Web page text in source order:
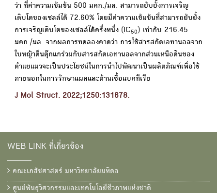
ว่า ที่ค่าความเข้มข้น 500 มคก./มล. สามารถยับยั้งการเจริญ
เติบโตของเซลล์ได้ 72.60% โดยมีค่าความเข้มข้นที่สามารถยับยั้ง
การเจริญเติบโตของเซลล์ได้ครึ่งหนึ่ง (IC50 ) เท่ากับ 216.45
มคก./มล. จากผลการทดลองคาดว่า การใช้สารสกัดเอทานอลจาก
ใบหญ้าตีนตุ๊กแกร่วมกับสารสกัดเอทานอลจากส่วนเหนือดินของ
ตำแยแมวจะเป็นประโยชน์ในการนำไปพัฒนาเป็นผลิตภัณฑ์เพื่อใช้
ภายนอกในการรักษาแผลและต้านเชื้อแบคทีเรีย
J Mol Struct. 2022;1250:131678.
WEB LINK ที่เกี่ยวข้อง
คณะเภสัชศาสตร์ มหาวิทยาลัยมหิดล
ศูนย์พันธุวิศวกรรมและเทคโนโลยีชีวภาพแห่งชาติ